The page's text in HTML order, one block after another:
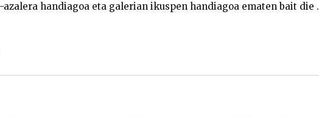
handiagoa eta galerian ikuspen handiagoa ematen bait die .